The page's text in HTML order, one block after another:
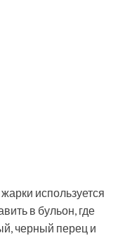
используется
в бульон, где
черный перец и